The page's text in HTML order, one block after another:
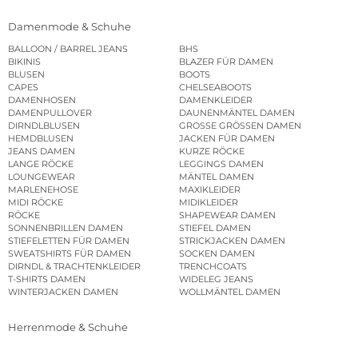
Damenmode & Schuhe
BALLOON / BARREL JEANS
BHS
BIKINIS
BLAZER FÜR DAMEN
BLUSEN
BOOTS
CAPES
CHELSEABOOTS
DAMENHOSEN
DAMENKLEIDER
DAMENPULLOVER
DAUNENMÄNTEL DAMEN
DIRNDLBLUSEN
GROSSE GRÖSSEN DAMEN
HEMDBLUSEN
JACKEN FÜR DAMEN
JEANS DAMEN
KURZE RÖCKE
LANGE RÖCKE
LEGGINGS DAMEN
LOUNGEWEAR
MÄNTEL DAMEN
MARLENEHOSE
MAXIKLEIDER
MIDI RÖCKE
MIDIKLEIDER
RÖCKE
SHAPEWEAR DAMEN
SONNENBRILLEN DAMEN
STIEFEL DAMEN
STIEFELETTEN FÜR DAMEN
STRICKJACKEN DAMEN
SWEATSHIRTS FÜR DAMEN
SOCKEN DAMEN
DIRNDL & TRACHTENKLEIDER
TRENCHCOATS
T-SHIRTS DAMEN
WIDELEG JEANS
WINTERJACKEN DAMEN
WOLLMÄNTEL DAMEN
Herrenmode & Schuhe